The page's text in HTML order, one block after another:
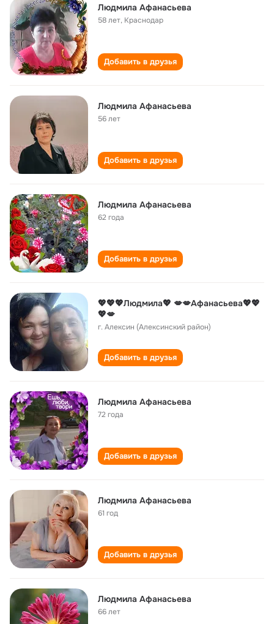
Людмила Афанасьева
58 лет, Краснодар
Добавить в друзья
Людмила Афанасьева
56 лет
Добавить в друзья
Людмила Афанасьева
62 года
Добавить в друзья
💖💖💖Людмила💖 💋💋Афанасьева💖💖
💖💋
г. Алексин (Алексинский район)
Добавить в друзья
Людмила Афанасьева
72 года
Добавить в друзья
Людмила Афанасьева
61 год
Добавить в друзья
Людмила Афанасьева
66 лет